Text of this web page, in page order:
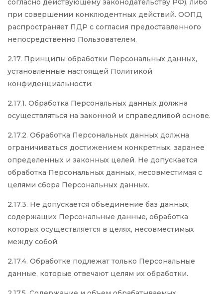
согласно действующему законодательству РФ), либо
при совершении конклюдентных действий. ООПД
распространяет ПДР с согласия предоставленного
непосредственно Пользователем.
2.17. Принципы обработки Персональных данных,
установленные настоящей Политикой
конфиденциальности:
2.17.1. Обработка Персональных данных должна
осуществляться на законной и справедливой основе.
2.17.2. Обработка Персональных данных должна
ограничиваться достижением конкретных, заранее
определенных и законных целей. Не допускается
обработка Персональных данных, несовместимая с
целями сбора Персональных данных.
2.17.3. Не допускается объединение баз данных,
содержащих Персональные данные, обработка
которых осуществляется в целях, несовместимых
между собой.
2.17.4. Обработке подлежат только Персональные
данные, которые отвечают целям их обработки.